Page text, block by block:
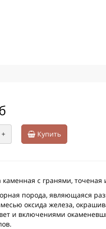
+ Купить
с гранями, точеная
порода, являющаяся
оксида железа,
и включениями